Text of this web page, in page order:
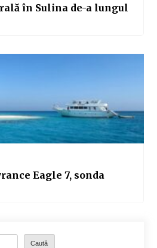
în Sulina de-a lungul
Eagle 7, sonda
Caută